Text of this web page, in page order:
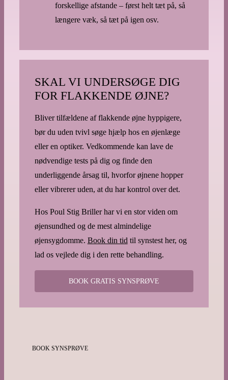
forskellige afstande – først helt tæt på, så
længere væk, så tæt på igen osv.
SKAL VI UNDERSØGE DIG
FOR FLAKKENDE ØJNE?
Bliver tilfældene af flakkende øjne hyppigere,
bør du uden tvivl søge hjælp hos en øjenlæge
eller en optiker. Vedkommende kan lave de
nødvendige tests på dig og finde den
underliggende årsag til, hvorfor øjnene hopper
eller vibrerer uden, at du har kontrol over det.
Hos Poul Stig Briller har vi en stor viden om
øjensundhed og de mest almindelige
øjensygdomme. Book din tid til synstest her, og
lad os vejlede dig i den rette behandling.
BOOK GRATIS SYNSPRØVE
BOOK SYNSPRØVE